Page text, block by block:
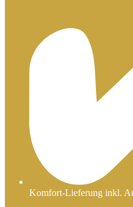
Komfort-Lieferung inkl.